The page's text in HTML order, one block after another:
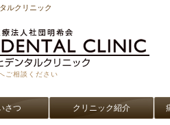
ルクリニック
ご相談ください
さつ クリニック紹介